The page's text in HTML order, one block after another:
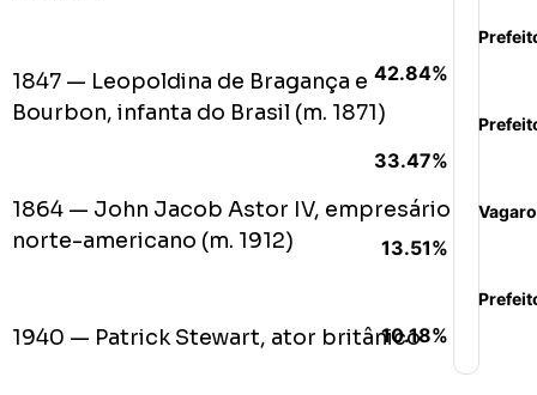
1847 — Leopoldina de Bragança e
Bourbon, infanta do Brasil (m. 1871)
1864 — John Jacob Astor IV, empresário
norte-americano (m. 1912)
1940 — Patrick Stewart, ator britânico
42.84%
33.47%
13.51%
10.18%